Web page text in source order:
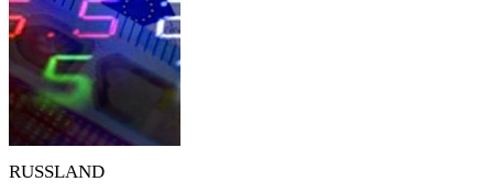
RUSSLAND